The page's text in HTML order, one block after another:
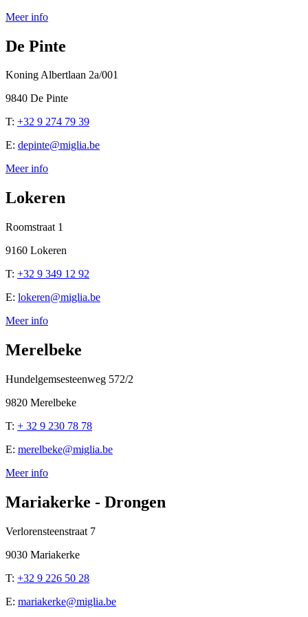
Meer info
De Pinte
Koning Albertlaan 2a/001
9840 De Pinte
T: +32 9 274 79 39
E: depinte@miglia.be
Meer info
Lokeren
Roomstraat 1
9160 Lokeren
T: +32 9 349 12 92
E: lokeren@miglia.be
Meer info
Merelbeke
Hundelgemsesteenweg 572/2
9820 Merelbeke
T: + 32 9 230 78 78
E: merelbeke@miglia.be
Meer info
Mariakerke - Drongen
Verlorensteenstraat 7
9030 Mariakerke
T: +32 9 226 50 28
E: mariakerke@miglia.be